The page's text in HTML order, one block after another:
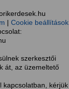
| Cookie beállítások
szerkesztői
át, az üzemeltető
kapcsolatban, kérjük